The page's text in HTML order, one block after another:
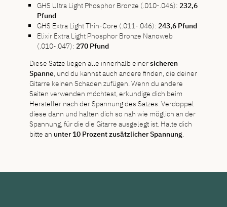
GHS Ultra Light Phosphor Bronze (.010-.046): 232,6
Pfund
GHS Extra Light Thin-Core (.011-.046): 243,6 Pfund
Elixir Extra Light Phosphor Bronze Nanoweb
(.010-.047): 270 Pfund
Diese Sätze liegen alle innerhalb einersicheren
Spanne, und du kannst auch andere finden, die deiner
Gitarre keinen Schaden zufügen. Wenn du andere
Saiten verwenden möchtest, erkundige dich beim
Hersteller nach der Spannung des Satzes. Verdoppel
diese dann und halten dich so nah wie möglich an der
Spannung, für die die Gitarre ausgelegt ist. Halte dich
bitte an unter 10 Prozent zusätzlicher Spannung.